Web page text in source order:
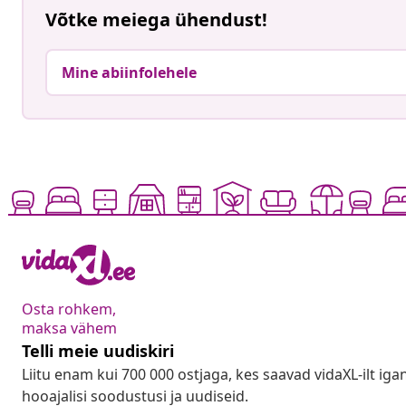
Võtke meiega ühendust!
Mine abiinfolehele
Osta rohkem,
maksa vähem
Telli meie uudiskiri
Liitu enam kui 700 000 ostjaga, kes saavad vidaXL-ilt
hooajalisi soodustusi ja uudiseid.